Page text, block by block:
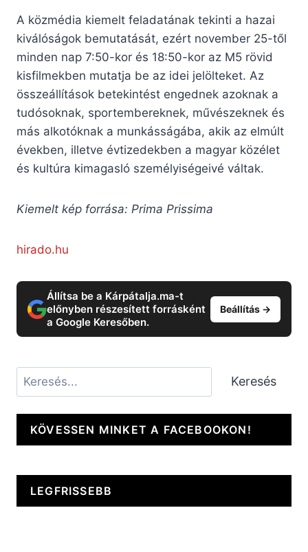
A közmédia kiemelt feladatának tekinti a hazai
kiválóságok bemutatását, ezért november 25-től
minden nap 7:50-kor és 18:50-kor az M5 rövid
kisfilmekben mutatja be az idei jelölteket. Az
összeállítások betekintést engednek azoknak a
tudósoknak, sportembereknek, művészeknek és
más alkotóknak a munkásságába, akik az elmúlt
években, illetve évtizedekben a magyar közélet
és kultúra kimagasló személyiségeivé váltak.
Kiemelt kép forrása: Prima Prissima
hirado.hu
Állítsa be a Kárpátalja.ma-t
előnyben részesített forrásként
a Google Keresőben.
Beállítás →
Keresés Keresés
KÖVESSEN MINKET A FACEBOOKON!
LEGFRISSEBB